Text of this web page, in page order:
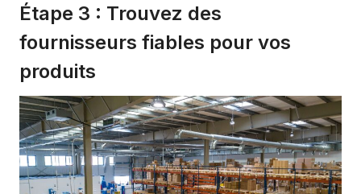
Étape 3 : Trouvez des
fournisseurs fiables pour vos
produits